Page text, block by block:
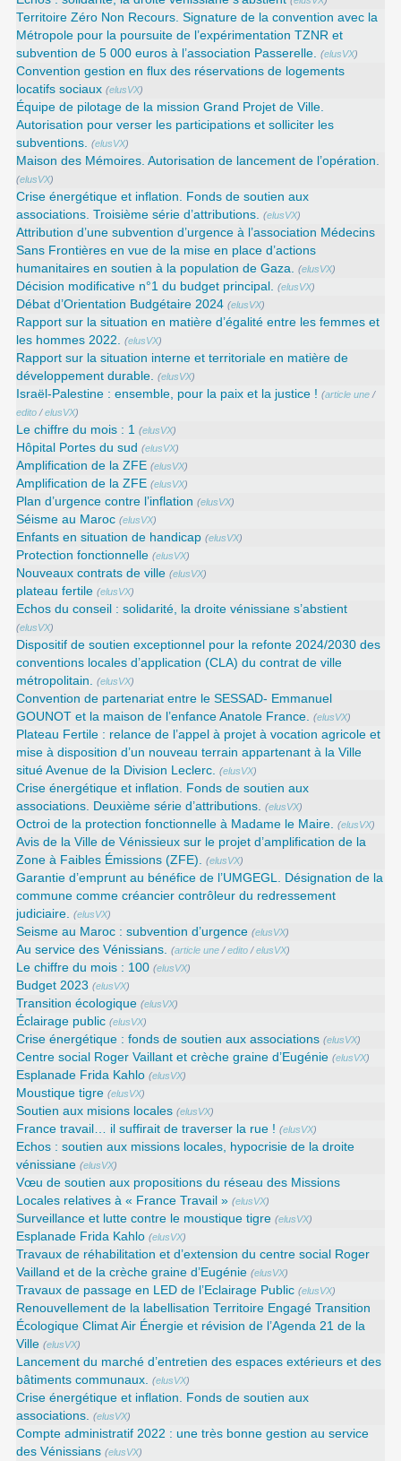
Territoire Zéro Non Recours. Signature de la convention avec la
Métropole pour la poursuite de l’expérimentation TZNR et
subvention de 5 000 euros à l’association Passerelle.
(elusVX)
Convention gestion en flux des réservations de logements
locatifs sociaux (elusVX)
Équipe de pilotage de la mission Grand Projet de Ville.
Autorisation pour verser les participations et solliciter les
subventions.
(elusVX)
Maison des Mémoires. Autorisation de lancement de l’opération.
(elusVX)
Crise énergétique et inflation. Fonds de soutien aux
associations. Troisième série d’attributions.
(elusVX)
Attribution d’une subvention d’urgence à l’association Médecins
Sans Frontières en vue de la mise en place d’actions
humanitaires en soutien à la population de Gaza.
(elusVX)
Décision modificative n°1 du budget principal. (elusVX)
Débat d’Orientation Budgétaire 2024 (elusVX)
Rapport sur la situation en matière d’égalité entre les femmes et
les hommes 2022.
(elusVX)
Rapport sur la situation interne et territoriale en matière de
développement durable.
(elusVX)
Israël-Palestine : ensemble, pour la paix et la justice ! (article une /
edito /elusVX)
Le chiffre du mois : 1 (elusVX)
Hôpital Portes du sud (elusVX)
Amplification de la ZFE (elusVX)
Amplification de la ZFE (elusVX)
Plan d’urgence contre l’inflation (elusVX)
Séisme au Maroc (elusVX)
Enfants en situation de handicap (elusVX)
Protection fonctionnelle (elusVX)
Nouveaux contrats de ville (elusVX)
plateau fertile (elusVX)
Echos du conseil : solidarité, la droite vénissiane s’abstient
(elusVX)
Dispositif de soutien exceptionnel pour la refonte 2024/2030 des
conventions locales d’application (CLA) du contrat de ville
métropolitain.
(elusVX)
Convention de partenariat entre le SESSAD- Emmanuel
GOUNOT et la maison de l’enfance Anatole France.
(elusVX)
Plateau Fertile : relance de l’appel à projet à vocation agricole et
mise à disposition d’un nouveau terrain appartenant à la Ville
situé Avenue de la Division Leclerc.
(elusVX)
Crise énergétique et inflation. Fonds de soutien aux
associations. Deuxième série d’attributions.
(elusVX)
Octroi de la protection fonctionnelle à Madame le Maire. (elusVX)
Avis de la Ville de Vénissieux sur le projet d’amplification de la
Zone à Faibles Émissions (ZFE).
(elusVX)
Garantie d’emprunt au bénéfice de l’UMGEGL. Désignation de la
commune comme créancier contrôleur du redressement
judiciaire.
(elusVX)
Seisme au Maroc : subvention d’urgence (elusVX)
Au service des Vénissians. (article une /edito /elusVX)
Le chiffre du mois : 100 (elusVX)
Budget 2023 (elusVX)
Transition écologique (elusVX)
Éclairage public (elusVX)
Crise énergétique : fonds de soutien aux associations (elusVX)
Centre social Roger Vaillant et crèche graine d’Eugénie (elusVX)
Esplanade Frida Kahlo (elusVX)
Moustique tigre (elusVX)
Soutien aux misions locales (elusVX)
France travail… il suffirait de traverser la rue ! (elusVX)
Echos : soutien aux missions locales, hypocrisie de la droite
vénissiane (elusVX)
Vœu de soutien aux propositions du réseau des Missions
Locales relatives à « France Travail » (elusVX)
Surveillance et lutte contre le moustique tigre (elusVX)
Esplanade Frida Kahlo (elusVX)
Travaux de réhabilitation et d’extension du centre social Roger
Vailland et de la crèche graine d’Eugénie (elusVX)
Travaux de passage en LED de l’Eclairage Public (elusVX)
Renouvellement de la labellisation Territoire Engagé Transition
Écologique Climat Air Énergie et révision de l’Agenda 21 de la
Ville (elusVX)
Lancement du marché d’entretien des espaces extérieurs et des
bâtiments communaux.
(elusVX)
Crise énergétique et inflation. Fonds de soutien aux
associations.
(elusVX)
Compte administratif 2022 : une très bonne gestion au service
des Vénissians (elusVX)